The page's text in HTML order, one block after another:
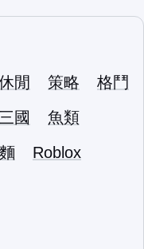
閒 策略
格鬥
三國
魚類
Roblox